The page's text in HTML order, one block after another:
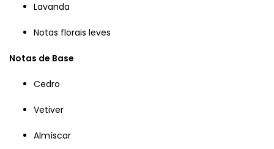
Lavanda
Notas florais leves
Notas de Base
Cedro
Vetiver
Almíscar